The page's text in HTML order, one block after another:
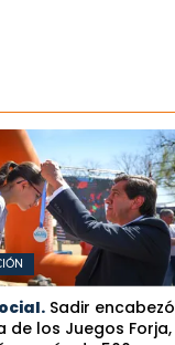
Sadir encabezó
de los Juegos Forja,